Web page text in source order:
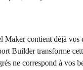
Maker contient déjà
Builder transforme
ne correspond à vos